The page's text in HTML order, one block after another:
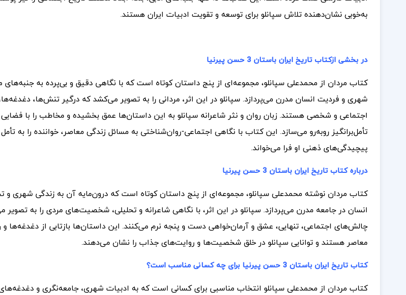
به‌خوبی نشان‌دهنده تلاش سپانلو برای توسعه و تقویت ادبیات ایران هستند.
در بخشی ازکتاب تاریخ ایران باستان 3 حسن پیرنیا
کتاب مردان از محمدعلی سپانلو، مجموعه‌ای از پنج داستان کوتاه است که با نگاهی دقیق و بی‌پرده به جنبه‌های
شهری و فردیت انسان مدرن می‌پردازد. سپانلو در این اثر، مردانی را به تصویر می‌کشد که درگیر تنش‌ها،
اجتماعی و شخصی هستند. زبان روان و نثر شاعرانه سپانلو به این داستان‌ها عمق بخشیده و مخاطب را با فضایی
تأمل‌برانگیز روبه‌رو می‌سازد. این کتاب با نگاهی اجتماعی-روان‌شناختی به مسائل زندگی معاصر، خواننده را به
پیچیدگی‌های ذهنی او فرا می‌خواند.
درباره کتاب تاریخ ایران باستان 3 حسن پیرنیا
کتاب مردان نوشته محمدعلی سپانلو، مجموعه‌ای از پنج داستان کوتاه است که درون‌مایه آن به زندگی شهری و
انسان در جامعه مدرن می‌پردازد. سپانلو در این اثر، با نگاهی شاعرانه و تحلیلی، شخصیت‌های مردی را به تصویر
چالش‌های اجتماعی، تنهایی، عشق و آرمان‌خواهی دست و پنجه نرم می‌کنند. این داستان‌ها بازتابی از دغدغه‌ها و
معاصر هستند و توانایی سپانلو در خلق شخصیت‌ها و روایت‌های جذاب را نشان می‌دهند.
کتاب تاریخ ایران باستان 3 حسن پیرنیا برای چه کسانی مناسب است؟
کتاب مردان از محمدعلی سپانلو انتخاب مناسبی برای کسانی است که به ادبیات شهری، جامعه‌نگری و